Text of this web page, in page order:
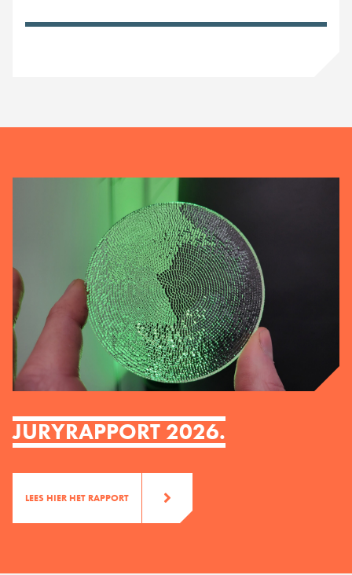
JURYRAPPORT 2026.
LEES HIER HET RAPPORT